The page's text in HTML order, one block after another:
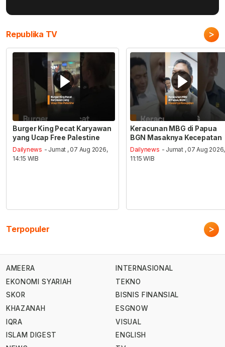
Republika TV >
Burger King Pecat Karyawan
yang Ucap Free Palestine
Dailynews - Jumat , 07 Aug 2026,
14:15 WIB
Keracunan MBG di Papua
BGN Masaknya Kecepatan
Dailynews - Jumat , 07 Aug 2026,
11:15 WIB
Terpopuler >
AMEERA
EKONOMI SYARIAH
SKOR
KHAZANAH
IQRA
ISLAM DIGEST
INTERNASIONAL
TEKNO
BISNIS FINANSIAL
ESGNOW
VISUAL
ENGLISH